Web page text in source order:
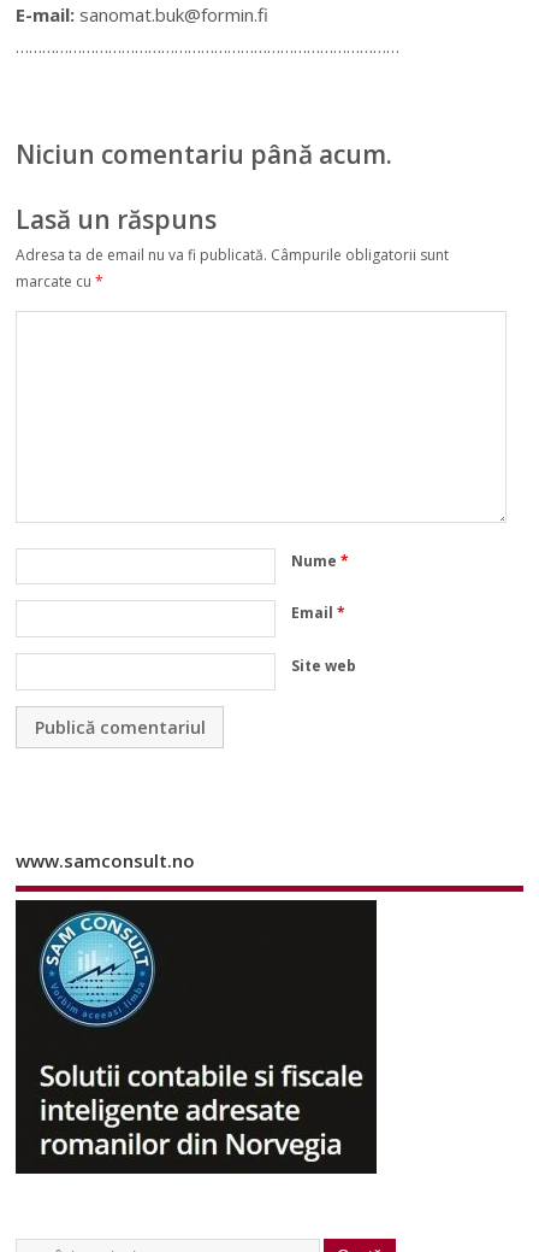
E-mail: sanomat.buk@formin.fi
……………………………………………………………………………
Niciun comentariu până acum.
Lasă un răspuns
Adresa ta de email nu va fi publicată. Câmpurile obligatorii sunt
marcate cu*
Nume*
Email*
Site web
www.samconsult.no